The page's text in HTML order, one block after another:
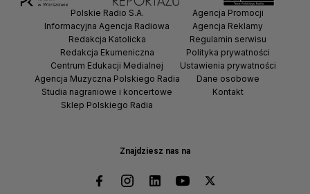
Znajdziesz nas na
Polskie Radio S.A.
Informacyjna Agencja Radiowa
Redakcja Katolicka
Redakcja Ekumeniczna
Centrum Edukacji Medialnej
Agencja Muzyczna Polskiego Radia
Studia nagraniowe i koncertowe
Sklep Polskiego Radia
Agencja Promocji
Agencja Reklamy
Regulamin serwisu
Polityka prywatności
Ustawienia prywatności
Dane osobowe
Kontakt